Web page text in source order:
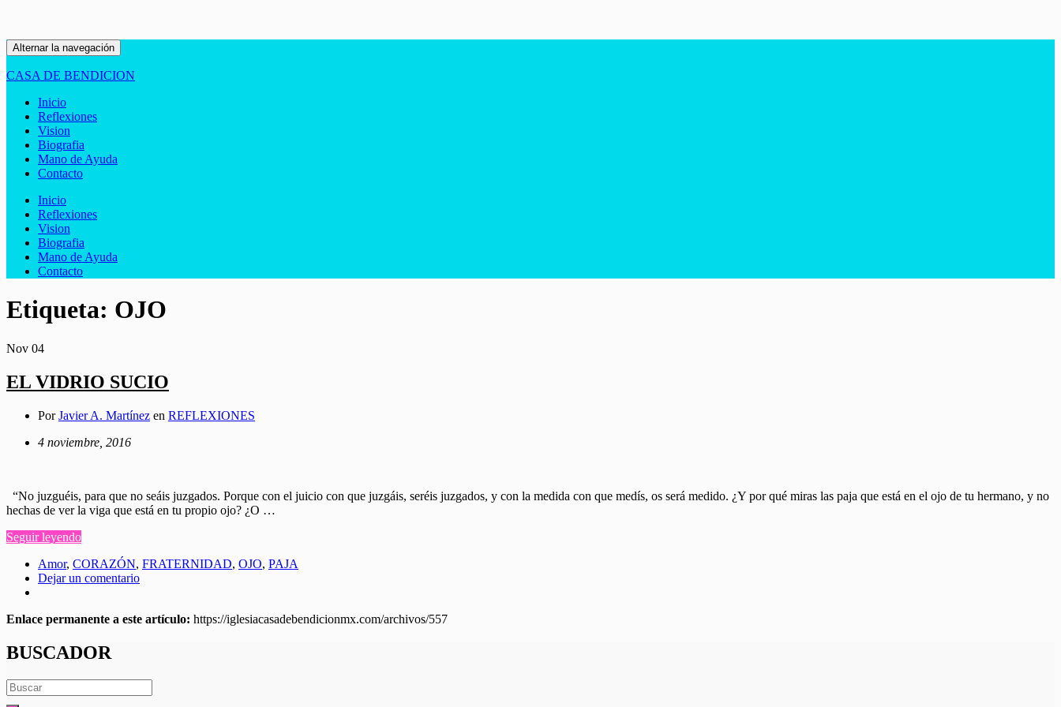
Alternar la navegación
CASA DE BENDICION
Inicio
Reflexiones
Vision
Biografia
Mano de Ayuda
Contacto
Inicio
Reflexiones
Vision
Biografia
Mano de Ayuda
Contacto
Etiqueta: OJO
Nov 04
EL VIDRIO SUCIO
PorJavier A. Martínez en REFLEXIONES
4 noviembre, 2016
“No juzguéis, para que no seáis juzgados. Porque con el juicio con que juzgáis, seréis juzgados, y con la medida con que medís, os será medido. ¿Y por qué miras las paja que está en el ojo de tu hermano, y no
hechas de ver la viga que está en tu propio ojo? ¿O …
Seguir leyendo
Amor, CORAZÓN, FRATERNIDAD, OJO, PAJA
Dejar un comentario
Enlace permanente a este artículo: https://iglesiacasadebendicionmx.com/archivos/557
BUSCADOR
Search
for: